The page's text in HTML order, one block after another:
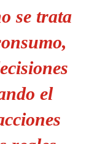
se trata
el